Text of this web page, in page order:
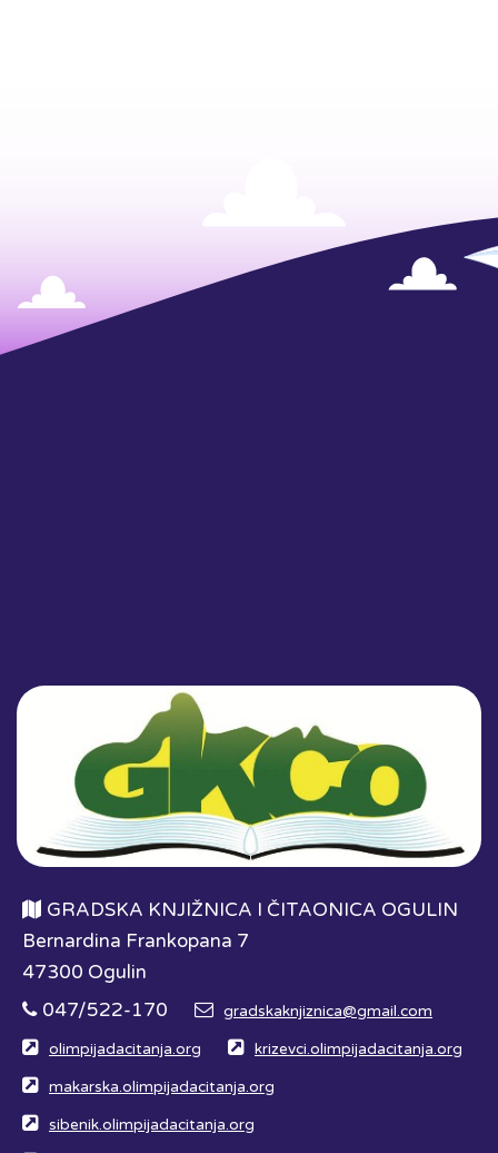
GRADSKA KNJIŽNICA I ČITAONICA OGULIN
Bernardina Frankopana 7
47300 Ogulin
047/522-170
gradskaknjiznica@gmail.com
olimpijadacitanja.org krizevci.olimpijadacitanja.org
makarska.olimpijadacitanja.org
sibenik.olimpijadacitanja.org